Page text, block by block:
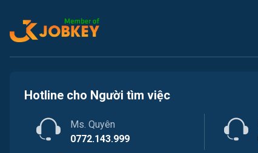
Hotline cho Người tìm việc
Ms. Quyên
0772.143.999